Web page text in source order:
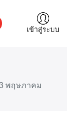
เข้าสู่ระบบ
พฤษภาคม